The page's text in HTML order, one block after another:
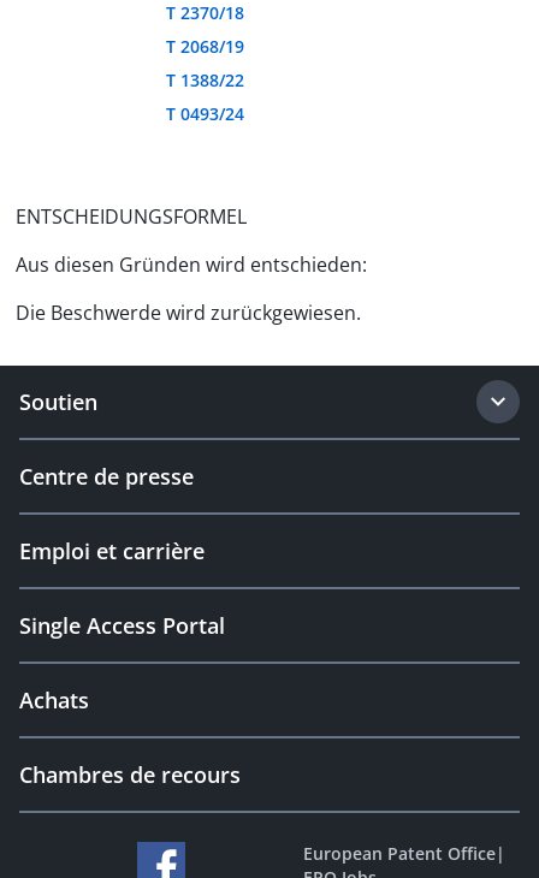
T 2370/18
T 2068/19
T 1388/22
T 0493/24
ENTSCHEIDUNGSFORMEL
Aus diesen Gründen wird entschieden:
Die Beschwerde wird zurückgewiesen.
Soutien
Centre de presse
Emploi et carrière
Single Access Portal
Achats
Chambres de recours
European Patent Office|